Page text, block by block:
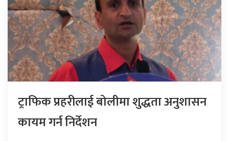
ट्राफिक प्रहरीलाई बोलीमा शुद्धता अनुशासन
कायम गर्न निर्देशन